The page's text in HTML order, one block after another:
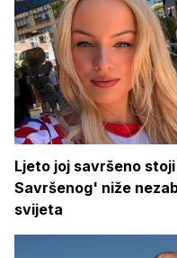
Ljeto joj savršeno
Savršenog' niže
svijeta